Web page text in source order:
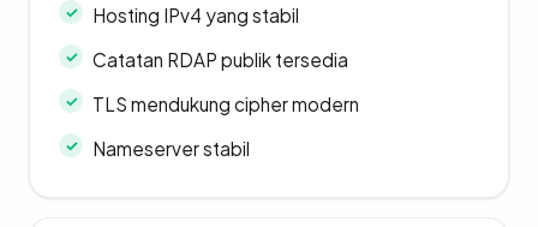
Hosting IPv4 yang stabil
Catatan RDAP publik tersedia
TLS mendukung cipher modern
Nameserver stabil